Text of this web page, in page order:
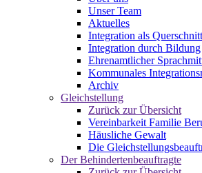
Unser Team
Aktuelles
Integration als Querschnitt
Integration durch Bildung
Ehrenamtlicher
Kommunales
Archiv
Gleichstellung
Zurück zur Übersicht
Vereinbarkeit Familie
Häusliche Gewalt
Die
Der Behindertenbeauftragte